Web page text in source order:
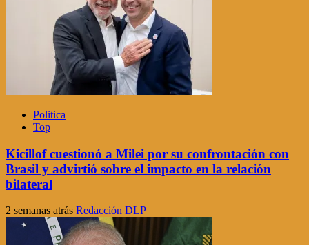
Politica
Top
Kicillof cuestionó a Milei por su confrontación con
Brasil y advirtió sobre el impacto en la relación
bilateral
2 semanas atrás Redacción DLP